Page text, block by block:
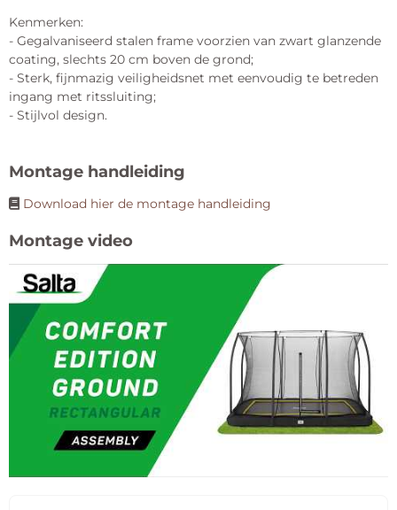
Kenmerken:
- Gegalvaniseerd stalen frame voorzien van zwart glanzende
coating, slechts 20 cm boven de grond;
- Sterk, fijnmazig veiligheidsnet met eenvoudig te betreden
ingang met ritssluiting;
- Stijlvol design.
Montage handleiding
Download hier de montage handleiding
Montage video